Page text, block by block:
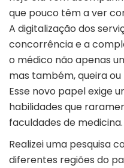
que pouco têm a ver
A digitalização dos
concorrência e a
o médico não apenas
mas também, queira
Esse novo papel exige
habilidades que
faculdades de medicina.
Realizei uma pesquisa
diferentes regiões do